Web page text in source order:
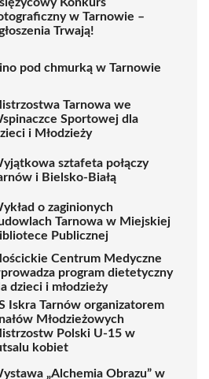
w Tarnowie –
Trwają!
pod chmurką w Tarnowie
Tarnowa we
Sportowej dla
i Młodzieży
sztafeta połączy
i Bielsko-Białą
o zaginionych
Tarnowa w Miejskiej
Publicznej
Centrum Medyczne
program dietetyczny
dzieci i młodzieży
Iskra Tarnów organizatorem
Młodzieżowych
Polski U-15 w
kobiet
„Alchemia Obrazu” w